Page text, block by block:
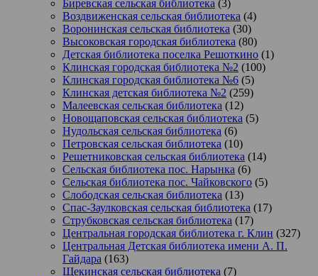
Биревская сельская библиотека (3)
Воздвиженская сельская библиотека (4)
Воронинская сельская библиотека (30)
Высоковская городская библиотека (80)
Детская библиотека поселка Решоткино (1)
Клинская городская библиотека №2 (100)
Клинская городская библиотека №6 (5)
Клинская детская библиотека №2 (259)
Малеевская сельская библиотека (12)
Новощаповская сельская библиотека (5)
Нудольская сельская библиотека (6)
Петровская сельская библиотека (10)
Решетниковская сельская библиотека (14)
Сельская библиотека пос. Нарынка (6)
Сельская библиотека пос. Чайковского (5)
Слободская сельская библиотека (13)
Спас-Заулковская сельская библиотека (17)
Струбковская сельская библиотека (17)
Центральная городская библиотека г. Клин (327)
Центральная Детская библиотека имени А. П.
Гайдара (163)
Щекинская сельская библиотека (7)